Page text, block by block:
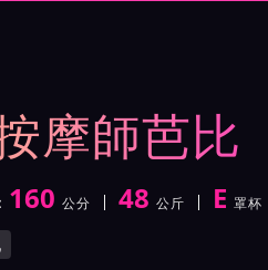
摩師芭比
身高
160 公分
體重 48 公斤
罩杯 E 罩杯
風格與特色